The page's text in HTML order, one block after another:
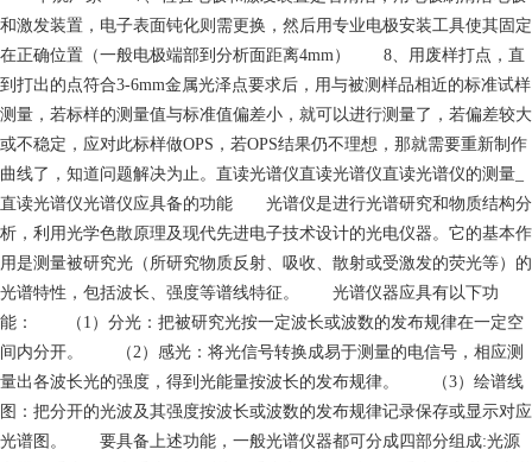
和激发装置，电子表面钝化则需更换，然后用专业电极安装工具使其固定
在正确位置（一般电极端部到分析面距离4mm） 8、用废样打点，直
到打出的点符合3-6mm金属光泽点要求后，用与被测样品相近的标准试样
测量，若标样的测量值与标准值偏差小，就可以进行测量了，若偏差较大
或不稳定，应对此标样做OPS，若OPS结果仍不理想，那就需要重新制作
曲线了，知道问题解决为止。直读光谱仪直读光谱仪直读光谱仪的测量_
直读光谱仪光谱仪应具备的功能 光谱仪是进行光谱研究和物质结构分
析，利用光学色散原理及现代先进电子技术设计的光电仪器。它的基本作
用是测量被研究光（所研究物质反射、吸收、散射或受激发的荧光等）的
光谱特性，包括波长、强度等谱线特征。 光谱仪器应具有以下功
能： （1）分光：把被研究光按一定波长或波数的发布规律在一定空
间内分开。 （2）感光：将光信号转换成易于测量的电信号，相应测
量出各波长光的强度，得到光能量按波长的发布规律。 （3）绘谱线
图：把分开的光波及其强度按波长或波数的发布规律记录保存或显示对应
光谱图。 要具备上述功能，一般光谱仪器都可分成四部分组成:光源